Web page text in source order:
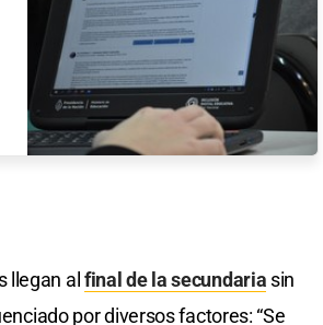
llegan al final de la secundaria sin
por diversos factores: “Se